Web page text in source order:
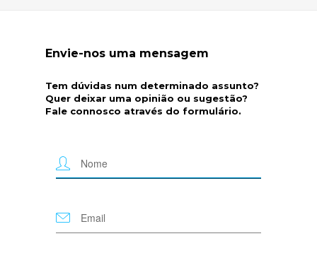
Envie-nos uma mensagem
Tem dúvidas num determinado assunto?
Quer deixar uma opinião ou sugestão?
Fale connosco através do formulário.